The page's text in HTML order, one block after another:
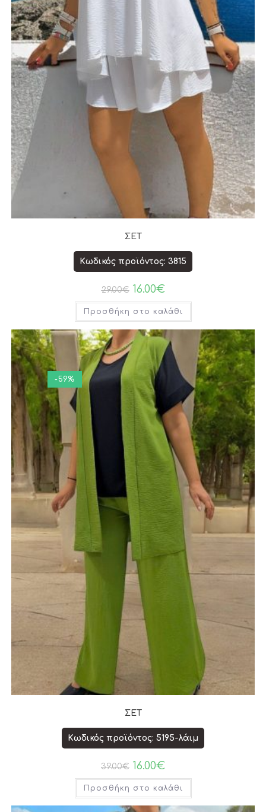
ΣΕΤ
Κωδικός προϊόντος: 3815
29.00€ 16.00€
Προσθήκη στο καλάθι
-59%
ΣΕΤ
Κωδικός προϊόντος: 5195-λάιμ
39.00€ 16.00€
Προσθήκη στο καλάθι